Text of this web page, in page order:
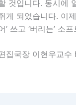
것입니다. 동시에
게 되었습니다. 이
’ 쓰고 ‘버리는’ 소
집국장 이현우교